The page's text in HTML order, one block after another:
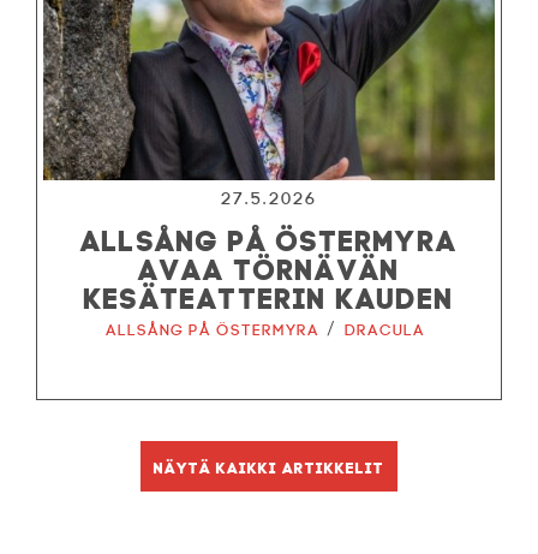
27.5.2026
ALLSÅNG PÅ ÖSTERMYRA
AVAA TÖRNÄVÄN
KESÄTEATTERIN KAUDEN
Allsång på Östermyra / Dracula
Näytä kaikki artikkelit